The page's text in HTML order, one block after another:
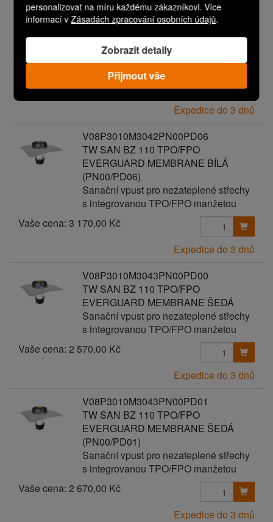
personalizovat na míru každému zákazníkovi. Více
informací vZásadách zpracování osobních údajů.
Zobrazit detaily
Přijmout vše
TW SAN BZ 110 TPO/FPO
EVERGUARD MEMBRANE BÍLÁ
(PN00/PD05)
Sanační vpust pro nezateplené střechy
s integrovanou TPO/FPO manžetou
Vaše cena:
3 070,00 Kč
Expedice do 3 dnů
V08P3010M3042PN00PD06
TW SAN BZ 110 TPO/FPO
EVERGUARD MEMBRANE BÍLÁ
(PN00/PD06)
Sanační vpust pro nezateplené střechy
s integrovanou TPO/FPO manžetou
Vaše cena: 3 170,00 Kč
Expedice do 3 dnů
V08P3010M3043PN00PD00
TW SAN BZ 110 TPO/FPO
EVERGUARD MEMBRANE ŠEDÁ
Sanační vpust pro nezateplené střechy
s integrovanou TPO/FPO manžetou
Vaše cena: 2 570,00 Kč
Expedice do 3 dnů
V08P3010M3043PN00PD01
TW SAN BZ 110 TPO/FPO
EVERGUARD MEMBRANE ŠEDÁ
(PN00/PD01)
Sanační vpust pro nezateplené střechy
s integrovanou TPO/FPO manžetou
Vaše cena: 2 670,00 Kč
Expedice do 3 dnů